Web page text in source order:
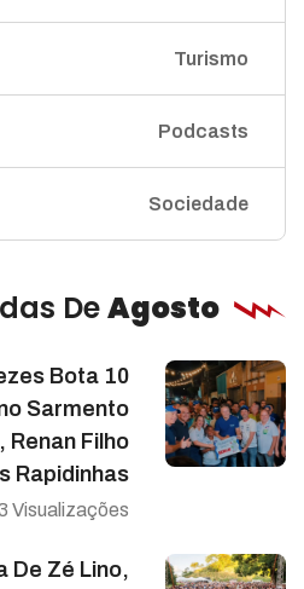
Turismo
Podcasts
Sociedade
DeAgosto
Bota 10
Sarmento
Renan Filho
Rapidinhas
Visualizações
De Zé Lino,